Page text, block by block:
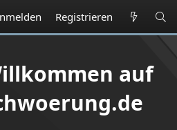
Registrieren
auf